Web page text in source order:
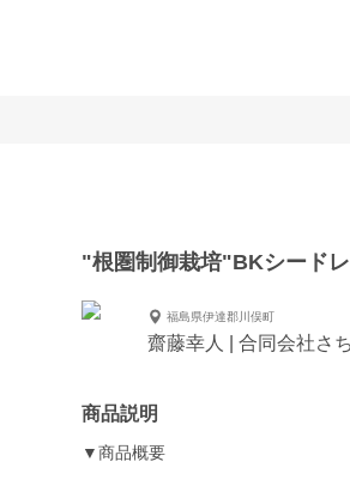
"根圏制御栽培"BKシード
福島県伊達郡川俣町
齋藤幸人 | 合同会社さ
商品説明
▼商品概要